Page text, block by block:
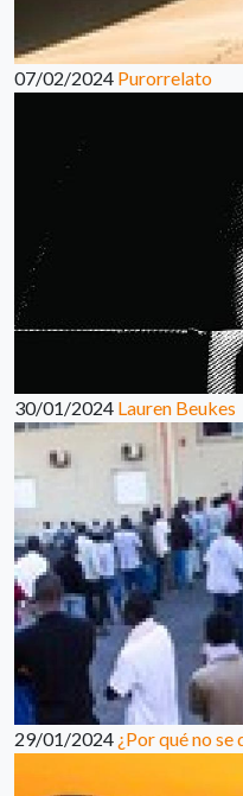
07/02/2024 Purorrelato
30/01/2024 Lauren Beukes
29/01/2024 ¿Por qué no se